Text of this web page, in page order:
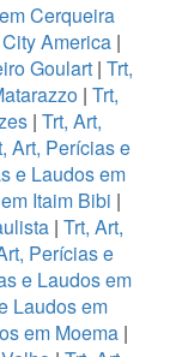
Cerqueira
America |
Goulart | Trt,
| Trt,
| Trt, Art,
Art, Perícias e
e Laudos em
Itaim Bibi |
| Trt, Art,
Perícias e
e Laudos em
Laudos em
em Moema|